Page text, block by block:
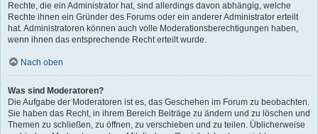
Rechte, die ein Administrator hat, sind allerdings davon abhängig, welche
Rechte ihnen ein Gründer des Forums oder ein anderer Administrator erteilt
hat. Administratoren können auch volle Moderationsberechtigungen haben,
wenn ihnen das entsprechende Recht erteilt wurde.
Nach oben
Was sind Moderatoren?
Die Aufgabe der Moderatoren ist es, das Geschehen im Forum zu beobachten.
Sie haben das Recht, in ihrem Bereich Beiträge zu ändern und zu löschen und
Themen zu schließen, zu öffnen, zu verschieben und zu teilen. Üblicherweise